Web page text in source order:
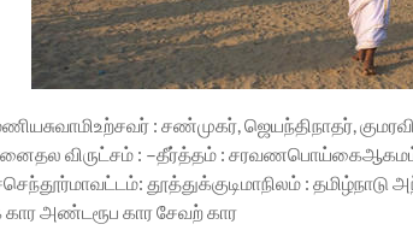
: சண்முகர், ஜெயந்திநாதர்,
விருட்சம் : –தீர்த்தம் : சரவணபொய்கைஆகமம்/
தூத்துக்குடிமாநிலம் :
அண்டரூப கார சேவற் கார